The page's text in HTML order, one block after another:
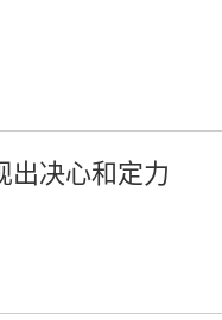
出决心和定力